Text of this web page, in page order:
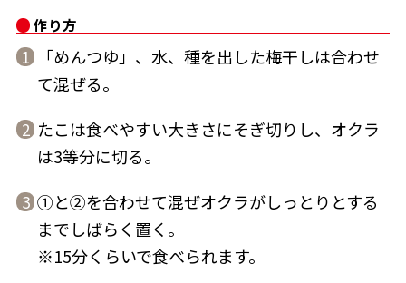
新鮮一番
作り方
1
「めんつゆ」、水、種を出した梅干しは合わせ
て混ぜる。
2 たこは食べやすい大きさにそぎ切りし、オクラ
は3等分に切る。
3 ①と②を合わせて混ぜオクラがしっとりとする
までしばらく置く。
※15分くらいで食べられます。